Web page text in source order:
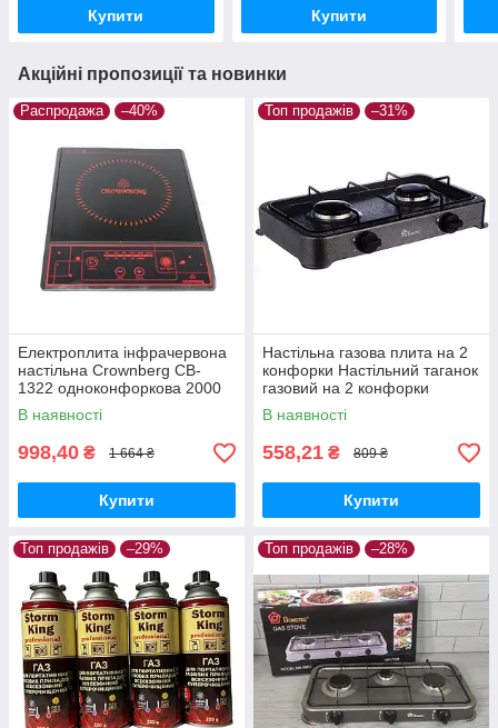
Купити Купити
Акційні пропозиції та новинки
Распродажа –40%
Електроплита інфрачервона
настільна Crownberg CB-
1322 одноконфоркова 2000
Вт
В наявності
998,40 ₴ 1 664 ₴
Купити
Топ продажів –31%
Настільна газова плита на 2
конфорки Настільний таганок
газовий на 2 конфорки
DOMOTEC 6602
В наявності
558,21 ₴ 809 ₴
Купити
Топ продажів –29% Топ продажів –28%